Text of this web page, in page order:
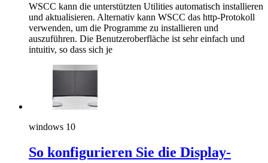
WSCC kann die unterstützten Utilities automatisch installieren
und aktualisieren. Alternativ kann WSCC das http-Protokoll
verwenden, um die Programme zu installieren und
auszuführen. Die Benutzeroberfläche ist sehr einfach und
intuitiv, so dass sich je
windows 10
So konfigurieren Sie die Display-